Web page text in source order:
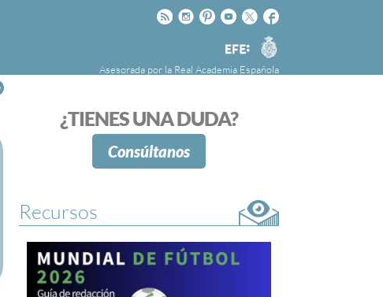
Facebook
Twitter
Youtube
Pinteres
Instagram
Rss
Agencia
EFE
Asesorada por la Real Academia Española
FundéuRAE es una fundación patrocinada por
la Agencia Efe y la Real Academia Española,
cuyo objetivo es colaborar con el buen uso del
¿TIENES UNA DUDA?
Consúltanos
Recursos